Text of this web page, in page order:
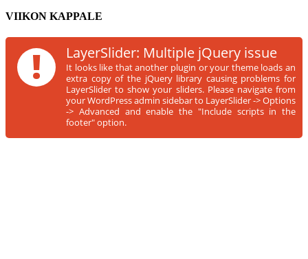
VIIKON KAPPALE
! LayerSlider: Multiple jQuery issue
It looks like that another plugin or your theme loads an
extra copy of the jQuery library causing problems for
LayerSlider to show your sliders. Please navigate from
your WordPress admin sidebar to LayerSlider -> Options
-> Advanced and enable the "Include scripts in the
footer" option.